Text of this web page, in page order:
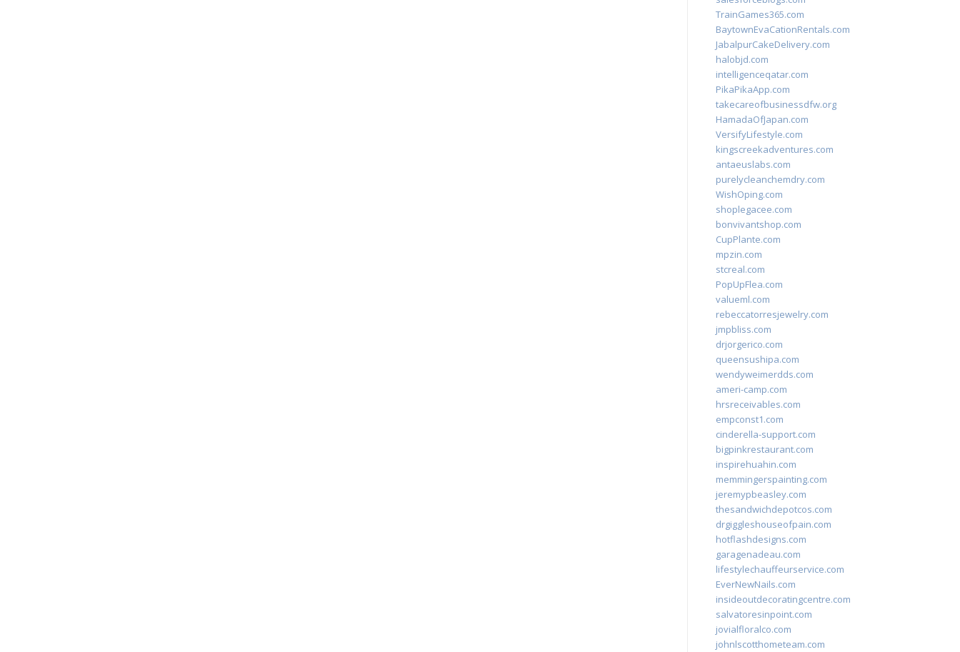
TrainGames365.com
BaytownEvaCationRentals.com
JabalpurCakeDelivery.com
halobjd.com
intelligenceqatar.com
PikaPikaApp.com
takecareofbusinessdfw.org
HamadaOfJapan.com
VersifyLifestyle.com
kingscreekadventures.com
antaeuslabs.com
purelycleanchemdry.com
WishOping.com
shoplegacee.com
bonvivantshop.com
CupPlante.com
mpzin.com
stcreal.com
PopUpFlea.com
valueml.com
rebeccatorresjewelry.com
jmpbliss.com
drjorgerico.com
queensushipa.com
wendyweimerdds.com
ameri-camp.com
hrsreceivables.com
empconst1.com
cinderella-support.com
bigpinkrestaurant.com
inspirehuahin.com
memmingerspainting.com
jeremypbeasley.com
thesandwichdepotcos.com
drgiggleshouseofpain.com
hotflashdesigns.com
garagenadeau.com
lifestylechauffeurservice.com
EverNewNails.com
insideoutdecoratingcentre.com
salvatoresinpoint.com
jovialfloralco.com
johnlscotthometeam.com